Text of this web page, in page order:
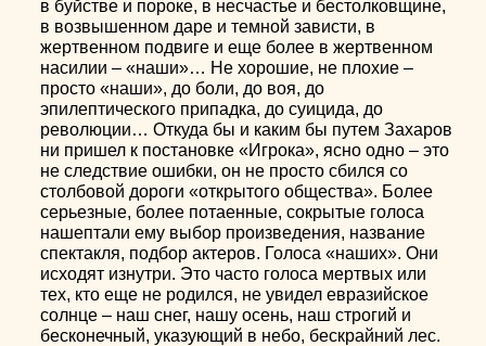
в буйстве и пороке, в несчастье и бестолковщине,
в возвышенном даре и темной зависти, в
жертвенном подвиге и еще более в жертвенном
насилии – «наши»… Не хорошие, не плохие –
просто «наши», до боли, до воя, до
эпилептического припадка, до суицида, до
революции… Откуда бы и каким бы путем Захаров
ни пришел к постановке «Игрока», ясно одно – это
не следствие ошибки, он не просто сбился со
столбовой дороги «открытого общества». Более
серьезные, более потаенные, сокрытые голоса
нашептали ему выбор произведения, название
спектакля, подбор актеров. Голоса «наших». Они
исходят изнутри. Это часто голоса мертвых или
тех, кто еще не родился, не увидел евразийское
солнце – наш снег, нашу осень, наш строгий и
бесконечный, указующий в небо, бескрайний лес.